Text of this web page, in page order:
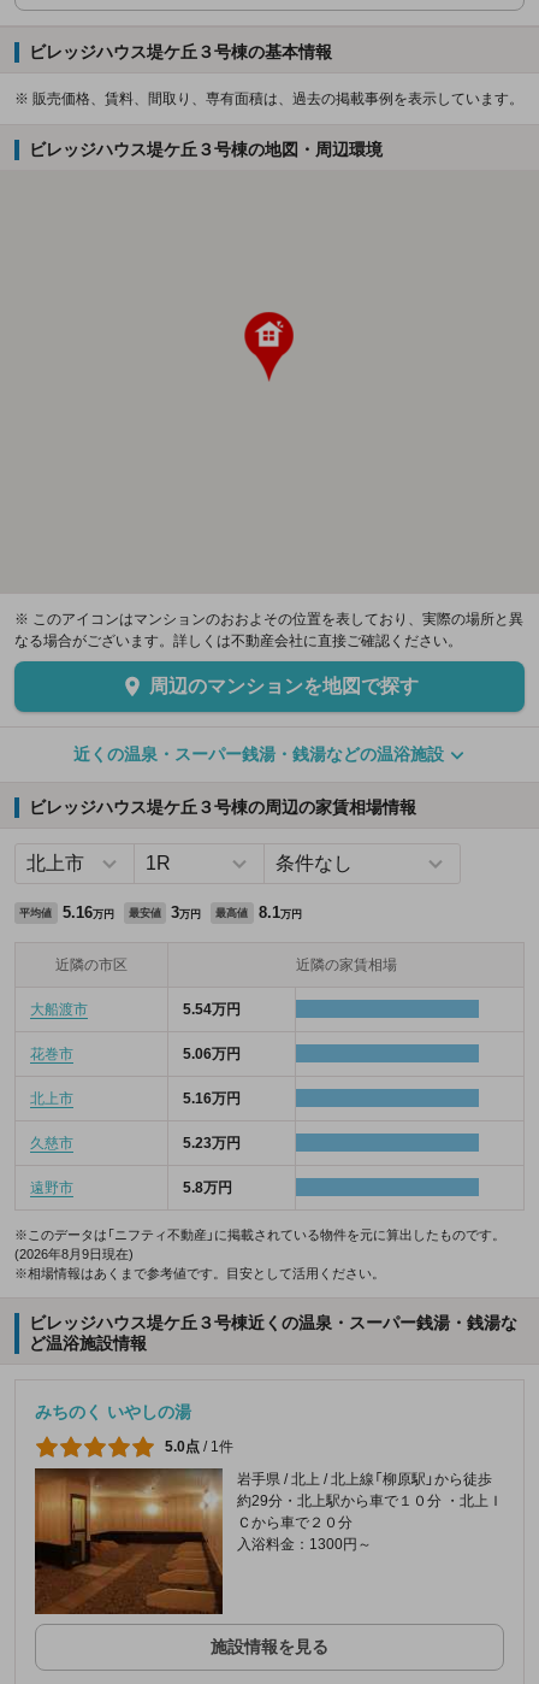
ビレッジハウス堤ケ丘３号棟の基本情報
※ 販売価格、賃料、間取り、専有面積は、過去の掲載事例を表示しています。
ビレッジハウス堤ケ丘３号棟の地図・周辺環境
※ このアイコンはマンションのおおよその位置を表しており、実際の場所と異
なる場合がございます。詳しくは不動産会社に直接ご確認ください。
周辺のマンションを地図で探す
近くの温泉・スーパー銭湯・銭湯などの温浴施設
ビレッジハウス堤ケ丘３号棟の周辺の家賃相場情報
平均値 5.16万円 最安値 3万円 最高値 8.1万円
近隣の市区 近隣の家賃相場
大船渡市 5.54万円
花巻市 5.06万円
北上市 5.16万円
久慈市 5.23万円
遠野市 5.8万円
※このデータは「ニフティ不動産」に掲載されている物件を元に算出したものです。
(2026年8月9日現在)
※相場情報はあくまで参考値です。目安として活用ください。
ビレッジハウス堤ケ丘３号棟近くの温泉・スーパー銭湯・銭湯な
ど温浴施設情報
みちのく いやしの湯
5.0点 / 1件
岩手県 / 北上 / 北上線「柳原駅」から徒歩
約29分・北上駅から車で１０分 ・北上Ｉ
Ｃから車で２０分
入浴料金：1300円～
施設情報を見る